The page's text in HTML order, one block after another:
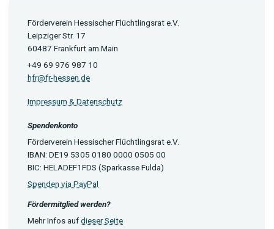
Förderverein Hessischer Flüchtlingsrat e.V.
Leipziger Str. 17
60487 Frankfurt am Main
+49 69 976 987 10
hfr@fr-hessen.de
Impressum & Datenschutz
Spendenkonto
Förderverein Hessischer Flüchtlingsrat e.V.
IBAN: DE19 5305 0180 0000 0505 00
BIC: HELADEF1FDS (Sparkasse Fulda)
Spenden via PayPal
Fördermitglied werden?
Mehr Infos aufdieser Seite